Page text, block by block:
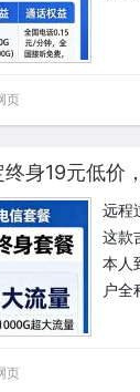
页
远程
这款
本人
户全
页